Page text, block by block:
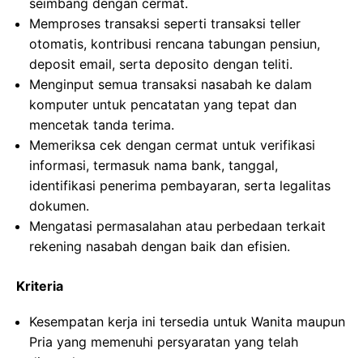
seimbang dengan cermat.
Memproses transaksi seperti transaksi teller
otomatis, kontribusi rencana tabungan pensiun,
deposit email, serta deposito dengan teliti.
Menginput semua transaksi nasabah ke dalam
komputer untuk pencatatan yang tepat dan
mencetak tanda terima.
Memeriksa cek dengan cermat untuk verifikasi
informasi, termasuk nama bank, tanggal,
identifikasi penerima pembayaran, serta legalitas
dokumen.
Mengatasi permasalahan atau perbedaan terkait
rekening nasabah dengan baik dan efisien.
Kriteria
Kesempatan kerja ini tersedia untuk Wanita maupun
Pria yang memenuhi persyaratan yang telah